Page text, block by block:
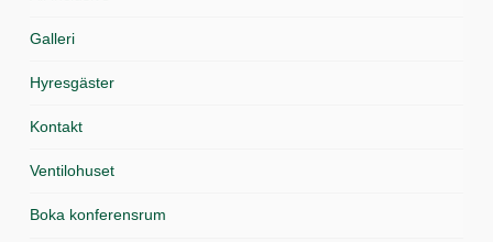
Galleri
Hyresgäster
Kontakt
Ventilohuset
Boka konferensrum